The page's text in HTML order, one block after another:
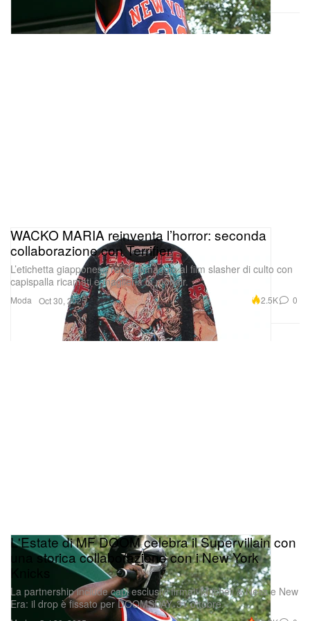
Moda
WACKO MARIA reinventa l’horror: seconda
collaborazione con Terrifier
L’etichetta giapponese rende omaggio al film slasher di culto con
capispalla ricamati e maglieria in mohair.
Oct 30, 2025 2.5K 0
L'Estate di MF DOOM celebra il Supervillain con
una storica collaborazione con i New York
La partnership include capi esclusivi firmati Mitchell & Ness e New
Era: il drop è fissato per DOOMSDAY, 31 ottobre.